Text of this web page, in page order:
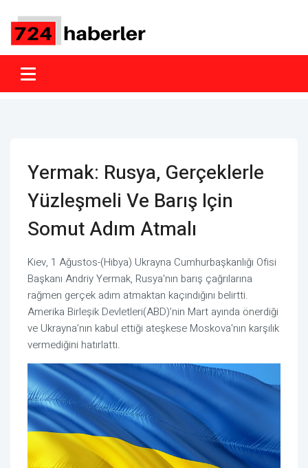
Yermak: Rusya, Gerçeklerle
Yüzleşmeli Ve Barış Için
Somut Adım Atmalı
Kiev, 1 Ağustos-(Hibya) Ukrayna Cumhurbaşkanlığı Ofisi
Başkanı Andriy Yermak, Rusya'nın barış çağrılarına
rağmen gerçek adım atmaktan kaçındığını belirtti.
Amerika Birleşik Devletleri(ABD)’nin Mart ayında önerdiği
ve Ukrayna’nın kabul ettiği ateşkese Moskova'nın karşılık
vermediğini hatırlattı.